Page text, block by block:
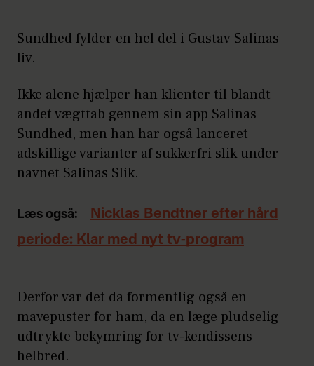
Sundhed fylder en hel del i Gustav Salinas
liv.
Ikke alene hjælper han klienter til blandt
andet vægttab gennem sin app Salinas
Sundhed, men han har også lanceret
adskillige varianter af sukkerfri slik under
navnet Salinas Slik.
Læs også:
Nicklas Bendtner efter hård
periode: Klar med nyt tv-program
Derfor var det da formentlig også en
mavepuster for ham, da en læge pludselig
udtrykte bekymring for tv-kendissens
helbred.